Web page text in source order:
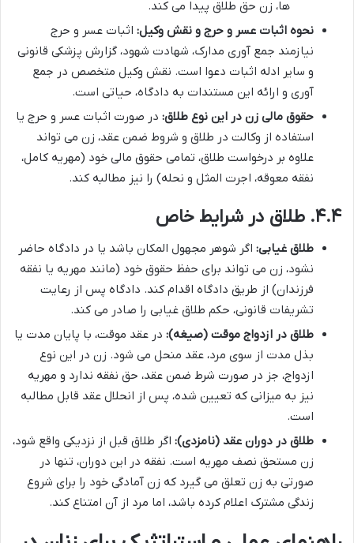
ها، زن حق طلاق پیدا می کند.
نحوه اثبات عسر و حرج و نقش وکیل: اثبات عسر و حرج
نیازمند جمع آوری مدارک، شهادت شهود، گزارش پزشکی قانونی
و سایر ادله اثبات دعوا است. نقش وکیل متخصص در جمع
آوری و ارائه این مستندات به دادگاه، حیاتی است.
حقوق مالی زن در این نوع طلاق: در صورت اثبات عسر و حرج یا
استفاده از وکالت در طلاق و شروط ضمن عقد، زن می تواند
علاوه بر درخواست طلاق، تمامی حقوق مالی خود (مهریه کامل،
نفقه معوقه، اجرت المثل و نحله) را نیز مطالبه کند.
۴.۴. طلاق در شرایط خاص
طلاق غیابی: اگر شوهر مجهول المکان باشد یا در دادگاه حاضر
نشود، زن می تواند برای حفظ حقوق خود (مانند مهریه یا نفقه
فرزندان) از طریق دادگاه اقدام کند. دادگاه پس از رعایت
تشریفات قانونی، حکم طلاق غیابی را صادر می کند.
طلاق در ازدواج موقت (صیغه): در عقد موقت، با پایان مدت یا
بذل مدت از سوی مرد، عقد منحل می شود. زن در این نوع
ازدواج، جز در صورت شرط ضمن عقد، حق نفقه ندارد و مهریه
نیز به میزانی که تعیین شده، پس از انحلال عقد قابل مطالبه
است.
طلاق در دوران عقد (نامزدی): اگر طلاق قبل از نزدیکی واقع شود،
زن مستحق نصف مهریه است. نفقه در این دوران، تنها در
صورتی به زن تعلق می گیرد که زن آمادگی خود را برای شروع
زندگی مشترک اعلام کرده باشد، اما مرد از آن امتناع کند.